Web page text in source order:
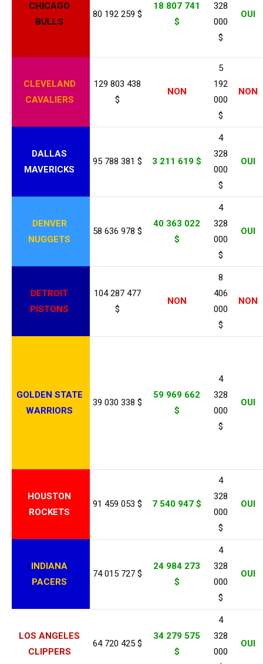
CHICAGO
BULLS
80 192 259 $
18 807 741
$
328
000
$
OUI
CLEVELAND
CAVALIERS
129 803 438
$
NON
5
192
000
$
NON
DALLAS
MAVERICKS
95 788 381 $ 3 211 619 $
4
328
000
$
OUI
DENVER
NUGGETS
58 636 978 $
40 363 022
$
4
328
000
$
OUI
DETROIT
PISTONS
104 287 477
$
NON
8
406
000
$
NON
GOLDEN STATE
WARRIORS
39 030 338 $
59 969 662
$
4
328
000
$
OUI
HOUSTON
ROCKETS
91 459 053 $ 7 540 947 $
4
328
000
$
OUI
INDIANA
PACERS
74 015 727 $
24 984 273
$
4
328
000
$
OUI
LOS ANGELES
CLIPPERS
64 720 425 $
34 279 575
$
4
328
000
OUI